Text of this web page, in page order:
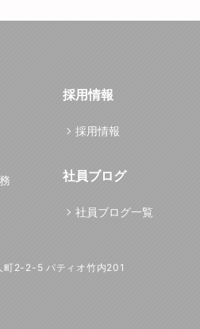
採用情報
採用情報
社員ブログ
社員ブログ一覧
2-2-5 パティオ竹内201